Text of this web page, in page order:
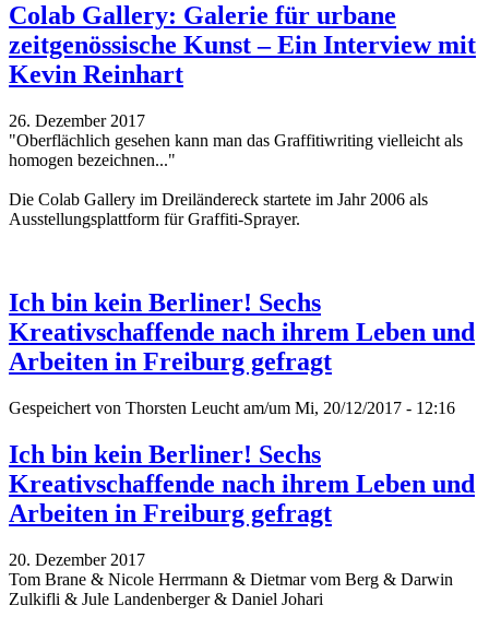
Colab Gallery: Galerie für urbane
zeitgenössische Kunst – Ein Interview mit
Kevin Reinhart
26. Dezember 2017
"Oberflächlich gesehen kann man das Graffitiwriting vielleicht als
homogen bezeichnen..."
Die Colab Gallery im Dreiländereck startete im Jahr 2006 als
Ausstellungsplattform für Graffiti-Sprayer.
Ich bin kein Berliner! Sechs
Kreativschaffende nach ihrem Leben und
Arbeiten in Freiburg gefragt
Gespeichert von Thorsten Leucht am/um Mi, 20/12/2017 - 12:16
Ich bin kein Berliner! Sechs
Kreativschaffende nach ihrem Leben und
Arbeiten in Freiburg gefragt
20. Dezember 2017
Tom Brane & Nicole Herrmann & Dietmar vom Berg & Darwin
Zulkifli & Jule Landenberger & Daniel Johari